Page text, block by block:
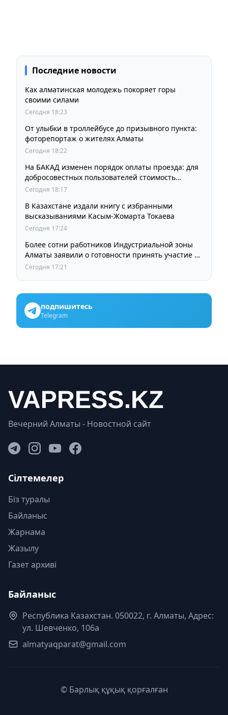
Последние новости
Как алматинская молодежь покоряет горы
своими силами
Сегодня 18:23
От улыбки в троллейбусе до призывного пункта:
фоторепортаж о жителях Алматы
Сегодня 18:22
На БАКАД изменен порядок оплаты проезда: для
добросовестных пользователей стоимость
остается прежней
Сегодня 18:17
В Казахстане издали книгу с избранными
высказываниями Касым-Жомарта Токаева
Сегодня 17:24
Более сотни работников Индустриальной зоны
Алматы заявили о готовности принять участие в
выборах членов Курылтая
Сегодня 17:21
подпишитесь
Telegram
Вечерний Алматы - Новостной сайт
Сілтемелер
Біз туралы
Байланыс
Жарнама
Жазылу
Газет архиві
Байланыс
Республика Казахстан. 050022, г. Алматы, Адрес:
ул. Шевченко, 106а
almatyaqparat@gmail.com
© Барлық құқық қорғалған